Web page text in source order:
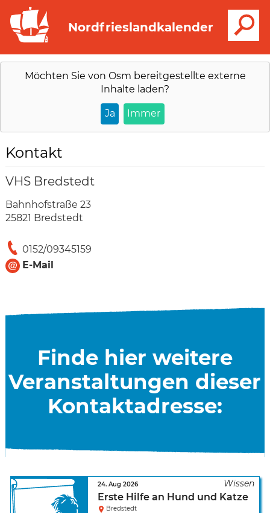
Nordfrieslandkalender
Möchten Sie von Osm bereitgestellte externe
Inhalte laden?
Ja Immer
Bahnhofstraße 23
25821 Bredstedt
0152/09345159
E-Mail
VHS Bredstedt
Kontakt
Finde hier weitere
Veranstaltungen dieser
Kontaktadresse:
Erste Hilfe an Hund und Katze
24. Aug 2026
Bredstedt